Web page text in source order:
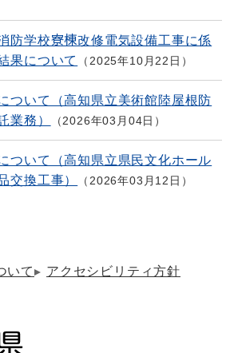
防学校寮棟改修電気設備工事に係
果について
2025年10月22日
ついて（高知県立美術館陸屋根防
業務）
2026年03月04日
ついて（高知県立県民文化ホール
交換工事）
2026年03月12日
いて
アクセシビリティ方針